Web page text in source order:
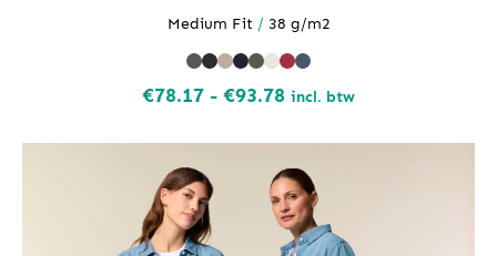
Medium Fit / 38 g/m2
€78.17 - €93.78 Prijsklasse:
€93.78
incl. btw